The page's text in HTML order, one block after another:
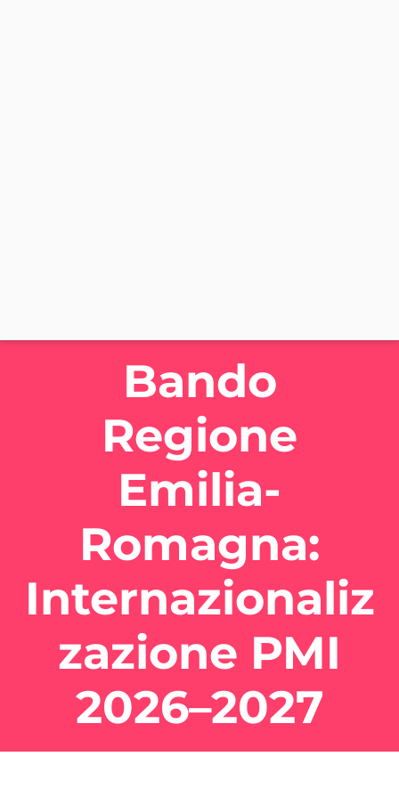
Bando
Regione
Emilia-
Romagna:
Internazionaliz
zazione PMI
2026–2027